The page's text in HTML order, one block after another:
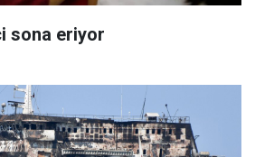
sona eriyor